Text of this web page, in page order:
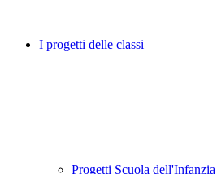
I progetti delle classi
Progetti Scuola dell'Infanzia